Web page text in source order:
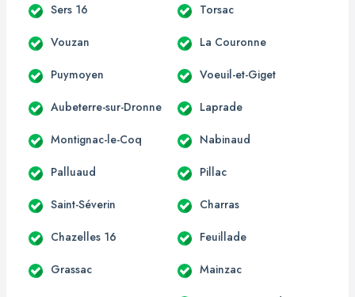
Sers 16 Torsac
Vouzan La Couronne
Puymoyen Voeuil-et-Giget
Aubeterre-sur-Dronne Laprade
Montignac-le-Coq Nabinaud
Palluaud Pillac
Saint-Séverin Charras
Chazelles 16 Feuillade
Grassac Mainzac